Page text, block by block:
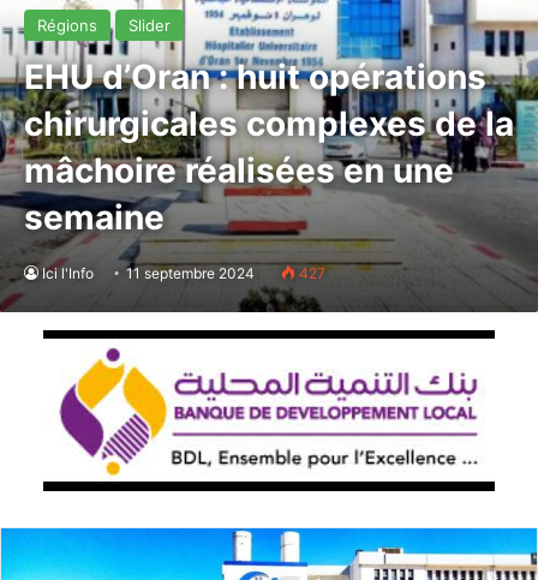
Régions Slider
EHU d’Oran : huit opérations
chirurgicales complexes de la
mâchoire réalisées en une
semaine
Ici l'Info 11 septembre 2024 427